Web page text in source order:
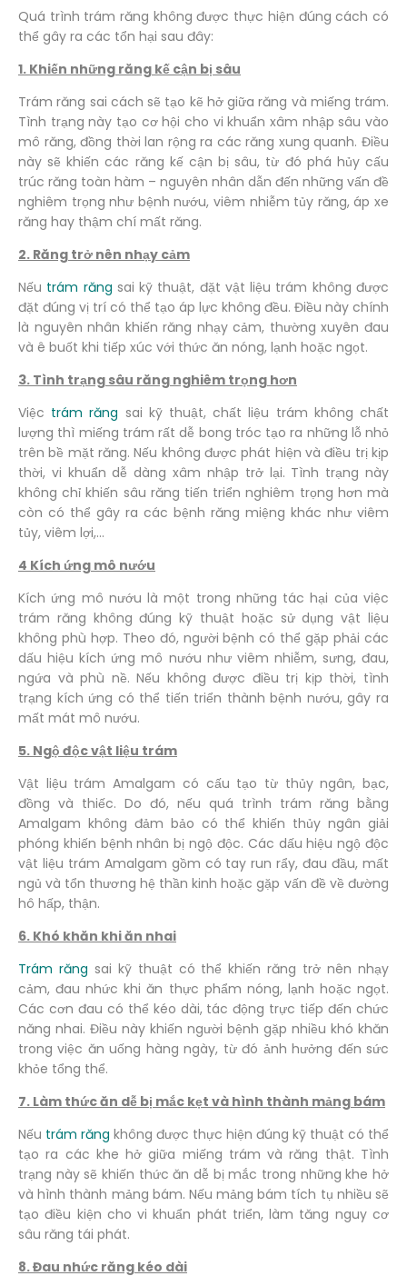
Quá trình trám răng không được thực hiện đúng cách có
thể gây ra các tổn hại sau đây:
1. Khiến những răng kế cận bị sâu
Trám răng sai cách sẽ tạo kẽ hở giữa răng và miếng trám.
Tình trạng này tạo cơ hội cho vi khuẩn xâm nhập sâu vào
mô răng, đồng thời lan rộng ra các răng xung quanh. Điều
này sẽ khiến các răng kế cận bị sâu, từ đó phá hủy cấu
trúc răng toàn hàm – nguyên nhân dẫn đến những vấn đề
nghiêm trọng như bệnh nướu, viêm nhiễm tủy răng, áp xe
răng hay thậm chí mất răng.
2. Răng trở nên nhạy cảm
Nếu trám răng sai kỹ thuật, đặt vật liệu trám không được
đặt đúng vị trí có thể tạo áp lực không đều. Điều này chính
là nguyên nhân khiến răng nhạy cảm, thường xuyên đau
và ê buốt khi tiếp xúc với thức ăn nóng, lạnh hoặc ngọt.
3. Tình trạng sâu răng nghiêm trọng hơn
Việc trám răng sai kỹ thuật, chất liệu trám không chất
lượng thì miếng trám rất dễ bong tróc tạo ra những lỗ nhỏ
trên bề mặt răng. Nếu không được phát hiện và điều trị kịp
thời, vi khuẩn dễ dàng xâm nhập trở lại. Tình trạng này
không chỉ khiến sâu răng tiến triển nghiêm trọng hơn mà
còn có thể gây ra các bệnh răng miệng khác như viêm
tủy, viêm lợi,…
4 Kích ứng mô nướu
Kích ứng mô nướu là một trong những tác hại của việc
trám răng không đúng kỹ thuật hoặc sử dụng vật liệu
không phù hợp. Theo đó, người bệnh có thể gặp phải các
dấu hiệu kích ứng mô nướu như viêm nhiễm, sưng, đau,
ngứa và phù nề. Nếu không được điều trị kịp thời, tình
trạng kích ứng có thể tiến triển thành bệnh nướu, gây ra
mất mát mô nướu.
5. Ngộ độc vật liệu trám
Vật liệu trám Amalgam có cấu tạo từ thủy ngân, bạc,
đồng và thiếc. Do đó, nếu quá trình trám răng bằng
Amalgam không đảm bảo có thể khiến thủy ngân giải
phóng khiến bệnh nhân bị ngộ độc. Các dấu hiệu ngộ độc
vật liệu trám Amalgam gồm có tay run rẩy, đau đầu, mất
ngủ và tổn thương hệ thần kinh hoặc gặp vấn đề về đường
hô hấp, thận.
6. Khó khăn khi ăn nhai
Trám răng sai kỹ thuật có thể khiến răng trở nên nhạy
cảm, đau nhức khi ăn thực phẩm nóng, lạnh hoặc ngọt.
Các cơn đau có thể kéo dài, tác động trực tiếp đến chức
năng nhai. Điều này khiến người bệnh gặp nhiều khó khăn
trong việc ăn uống hàng ngày, từ đó ảnh hưởng đến sức
khỏe tổng thể.
7. Làm thức ăn dễ bị mắc kẹt và hình thành mảng bám
Nếu trám răng không được thực hiện đúng kỹ thuật có thể
tạo ra các khe hở giữa miếng trám và răng thật. Tình
trạng này sẽ khiến thức ăn dễ bị mắc trong những khe hở
và hình thành mảng bám. Nếu mảng bám tích tụ nhiều sẽ
tạo điều kiện cho vi khuẩn phát triển, làm tăng nguy cơ
sâu răng tái phát.
8. Đau nhức răng kéo dài